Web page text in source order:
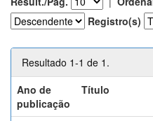
Registro(s)
Resultado 1-1 de 1.
Ano de
publicação
Título